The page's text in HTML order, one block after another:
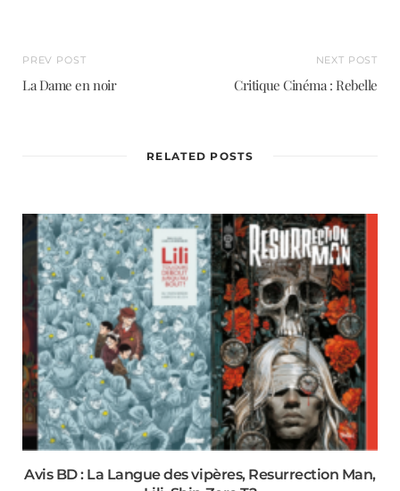
PREV POST
La Dame en noir
NEXT POST
Critique Cinéma : Rebelle
RELATED POSTS
Avis BD : La Langue des vipères, Resurrection Man,